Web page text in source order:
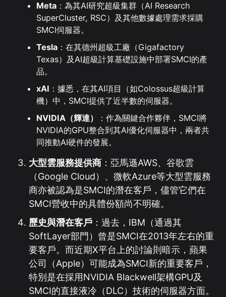
Meta ：為其AI研究超級集群（AI Research
SuperCluster, RSC）及其他數據處理需求採購
SMCI伺服器。
Tesla ：在其德州超級工廠（Gigafactory
Texas）及AI超級計算基礎設施中部署SMCI的產
品。
xAI ：據悉，在其AI項目（如Colossus超級計算
機）中，SMCI提供了近半數的伺服器。
NVIDIA（輝達）
：作為關鍵合作夥伴，SMCI將
NVIDIA的GPU整合到其AI優化伺服器中，兩者共
同推動AI硬件的發展。
大型雲服務提供商 ：亞馬遜AWS、谷歌雲
（Google Cloud）、微軟Azure等大型雲服務
商亦被認為是SMCI的潛在客戶，儘管它們在
SMCI營收中的具體份額尚不明確。
歷史與潛在客戶 ：過去，IBM（通過其
SoftLayer部門）曾是SMCI在2013年左右的重
要客戶。而近期X平台上的討論則暗示，蘋果
公司（Apple）可能成為SMCI新的重要客戶，
特別是在採用NVIDIA Blackwell架構GPU及
SMCI的直接液冷（DLC）技術的伺服器方面。